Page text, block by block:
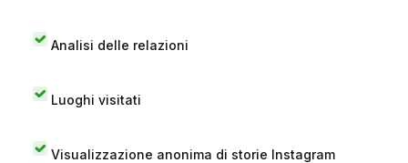
Analisi delle relazioni
Luoghi visitati
Visualizzazione anonima di storie Instagram